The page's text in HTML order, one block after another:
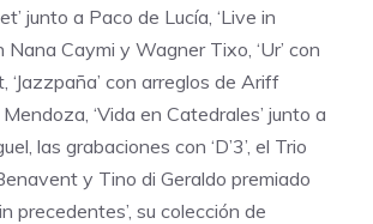
junto a Paco de Lucía, ‘Live in
Nana Caymi y Wagner Tixo, ‘Ur’ con
‘Jazzpaña’ con arreglos de Ariff
‘Vida en Catedrales’ junto a
las grabaciones con ‘D’3’, el Trio
y Tino di Geraldo premiado
precedentes’, su colección de